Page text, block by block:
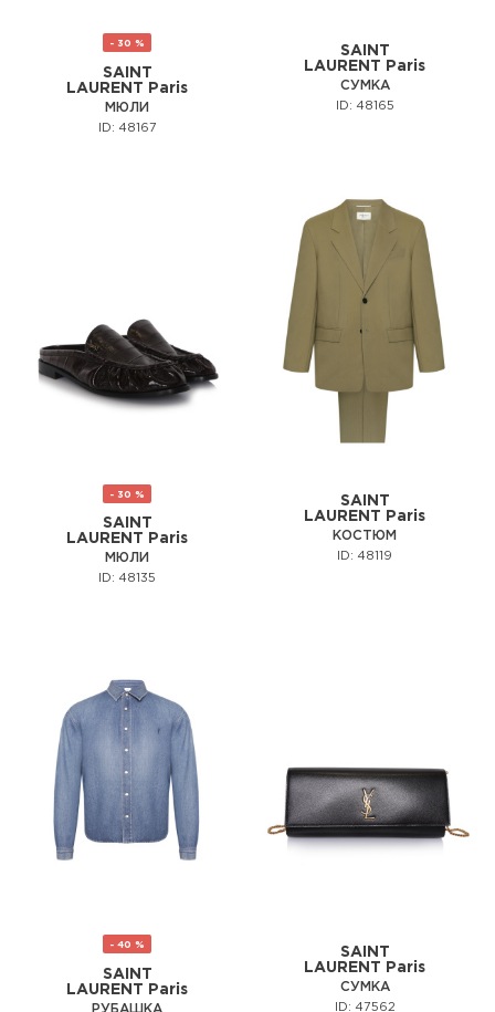
- 30 %
SAINT
LAURENT Paris
МЮЛИ
ID: 48167
SAINT
LAURENT Paris
СУМКА
ID: 48165
- 30 %
SAINT
LAURENT Paris
МЮЛИ
ID: 48135
SAINT
LAURENT Paris
КОСТЮМ
ID: 48119
- 40 %
SAINT
LAURENT Paris
РУБАШКА
SAINT
LAURENT Paris
СУМКА
ID: 47562